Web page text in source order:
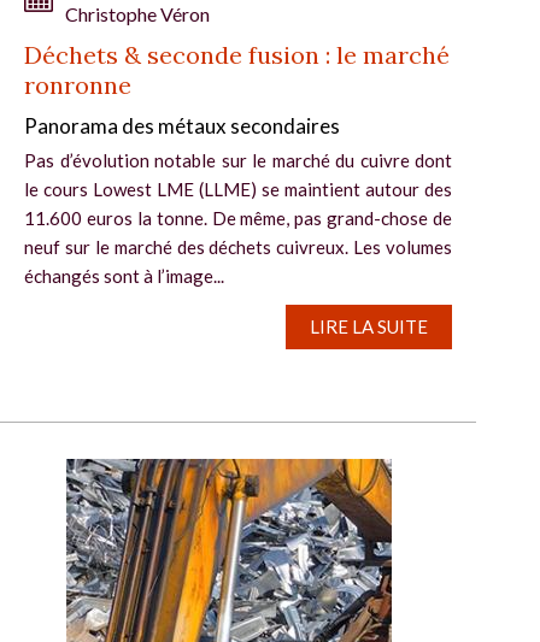
Christophe Véron
Déchets & seconde fusion : le marché
ronronne
Panorama des métaux secondaires
Pas d’évolution notable sur le marché du cuivre dont
le cours Lowest LME (LLME) se maintient autour des
11.600 euros la tonne. De même, pas grand-chose de
neuf sur le marché des déchets cuivreux. Les volumes
échangés sont à l’image...
LIRE LA SUITE